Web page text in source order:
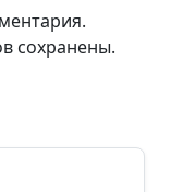
сохранены.